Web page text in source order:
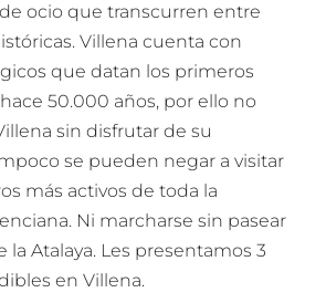
ocio que transcurren entre
Villena cuenta con
que datan los primeros
50.000 años, por ello no
sin disfrutar de su
se pueden negar a visitar
más activos de toda la
Ni marcharse sin pasear
la Atalaya. Les presentamos 3
en Villena.